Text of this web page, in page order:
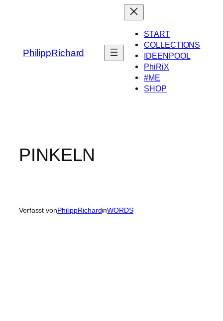
PhilippRichard
START
COLLECTIONS
IDEENPOOL
PhiRiX
#ME
SHOP
PINKELN
Verfasst vonPhilippRichardinWORDS